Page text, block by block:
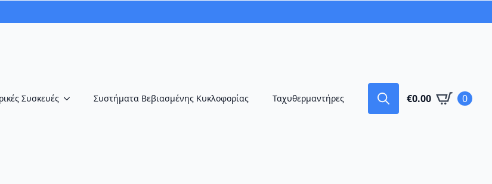
Συσκευές Συστήματα Βεβιασμένης Κυκλοφορίας Ταχυθερμαντήρες €0.00 0